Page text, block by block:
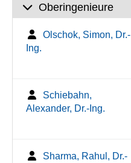
Oberingenieure
Olschok, Simon, Dr.-
Ing.
Schiebahn,
Alexander, Dr.-Ing.
Sharma, Rahul, Dr.-